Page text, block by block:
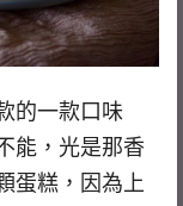
的一款口味
能，光是那香
蛋糕，因為上